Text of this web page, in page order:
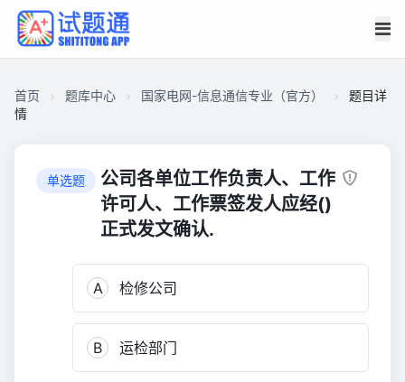
首页 题库中心 国家电网-信息通信专业（官方）
题目详
情
单选题
公司各单位工作负责人、工作
许可人、工作票签发人应经()
正式发文确认.
A 检修公司
B 运检部门